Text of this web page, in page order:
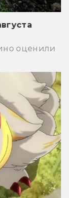
оценили